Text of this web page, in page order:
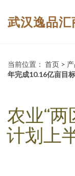
武汉逸品汇
当前位置： 首页 >
年完成10.16亿亩目标
农业“两
计划上